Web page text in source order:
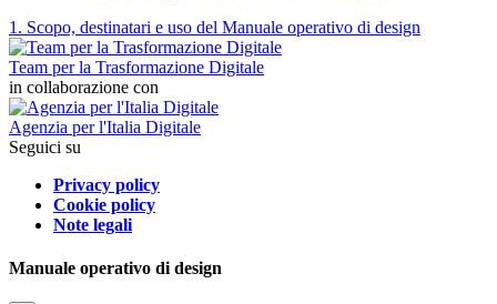
1. Scopo, destinatari e uso del Manuale operativo di design
Team per la Trasformazione Digitale
in collaborazione con
Agenzia per l'Italia Digitale
Seguici su
Privacy policy
Cookie policy
Note legali
Manuale operativo di design